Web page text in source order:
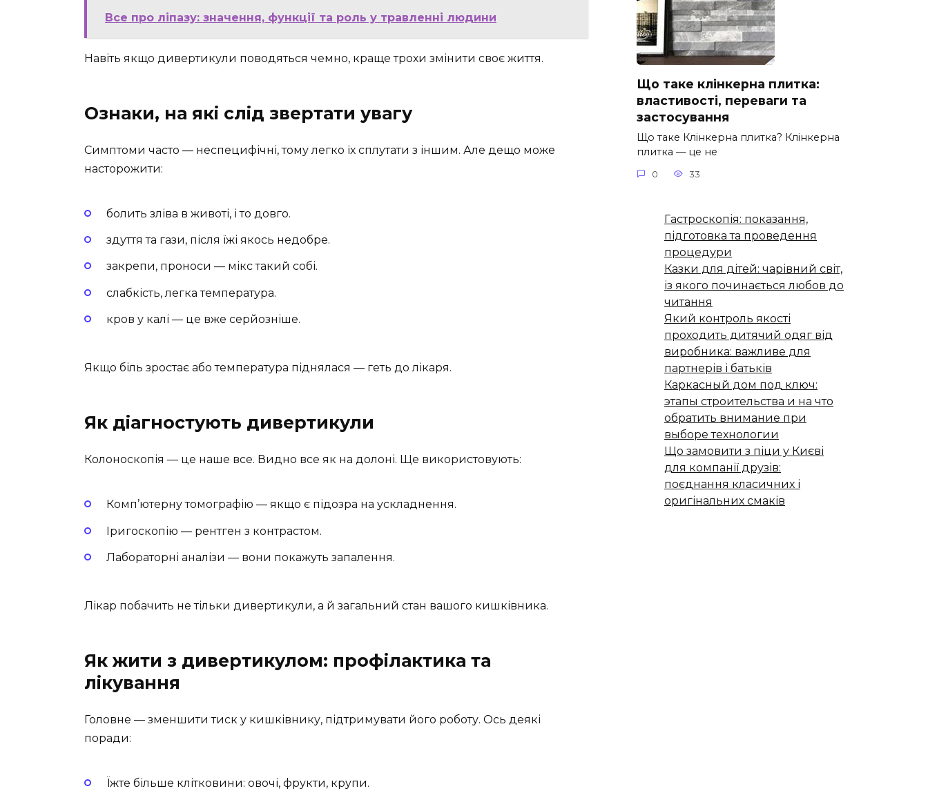
Все про ліпазу: значення, функції та роль у травленні людини
Навіть якщо дивертикули поводяться чемно, краще трохи змінити своє життя.
Ознаки, на які слід звертати увагу
Симптоми часто — неспецифічні, тому легко їх сплутати з іншим. Але дещо може
насторожити:
болить зліва в животі, і то довго.
здуття та гази, після їжі якось недобре.
закрепи, проноси — мікс такий собі.
слабкість, легка температура.
кров у калі — це вже серйозніше.
Якщо біль зростає або температура піднялася — геть до лікаря.
Як діагностують дивертикули
Колоноскопія — це наше все. Видно все як на долоні. Ще використовують:
Комп’ютерну томографію — якщо є підозра на ускладнення.
Іригоскопію — рентген з контрастом.
Лабораторні аналізи — вони покажуть запалення.
Лікар побачить не тільки дивертикули, а й загальний стан вашого кишківника.
Як жити з дивертикулом: профілактика та
лікування
Головне — зменшити тиск у кишківнику, підтримувати його роботу. Ось деякі
поради:
Їжте більше клітковини: овочі, фрукти, крупи.
Що таке клінкерна плитка:
властивості, переваги та
застосування
Що таке Клінкерна плитка? Клінкерна
плитка — це не
0 33
Гастроскопія: показання,
підготовка та проведення
процедури
Казки для дітей: чарівний світ,
із якого починається любов до
читання
Який контроль якості
проходить дитячий одяг від
виробника: важливе для
партнерів і батьків
Каркасный дом под ключ:
этапы строительства и на что
обратить внимание при
выборе технологии
Що замовити з піци у Києві
для компанії друзів:
поєднання класичних і
оригінальних смаків